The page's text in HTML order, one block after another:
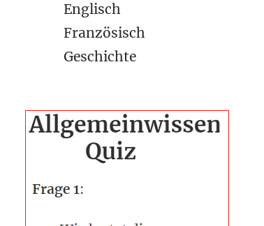
Englisch
Französisch
Geschichte